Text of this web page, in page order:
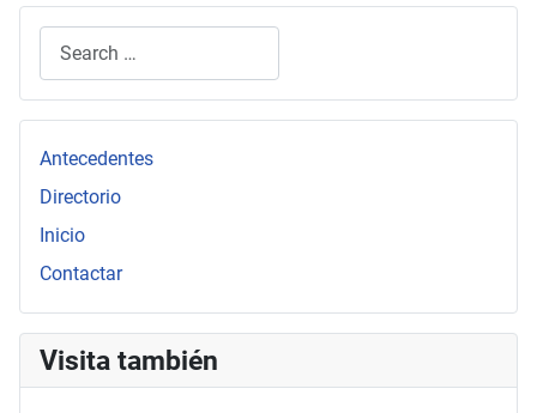
Antecedentes
Directorio
Inicio
Contactar
Visita también